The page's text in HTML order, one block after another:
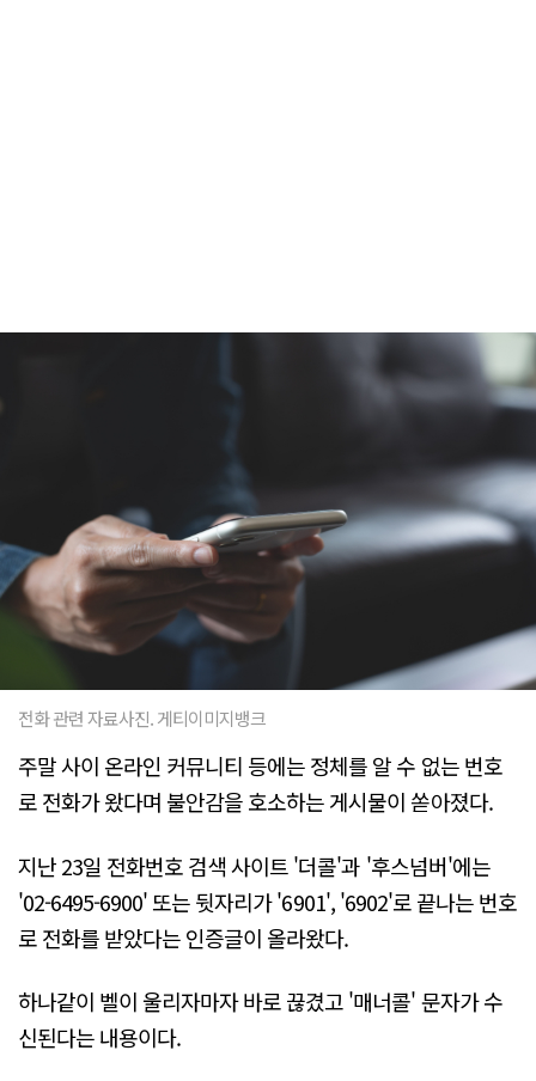
전화 관련 자료사진. 게티이미지뱅크
주말 사이 온라인 커뮤니티 등에는 정체를 알 수 없는 번호
로 전화가 왔다며 불안감을 호소하는 게시물이 쏟아졌다.
지난 23일 전화번호 검색 사이트 '더콜'과 '후스넘버'에는
'02-6495-6900' 또는 뒷자리가 '6901', '6902'로 끝나는 번호
로 전화를 받았다는 인증글이 올라왔다.
하나같이 벨이 울리자마자 바로 끊겼고 '매너콜' 문자가 수
신된다는 내용이다.